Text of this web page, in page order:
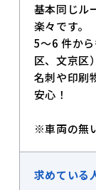
基本同じル
楽々です。
5～6 件か
区、文京区）
名刺や印刷
安心！
※車両の無
求めている